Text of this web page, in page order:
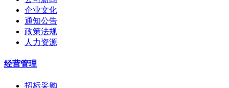
企业文化
通知公告
政策法规
人力资源
经营管理
招标采购